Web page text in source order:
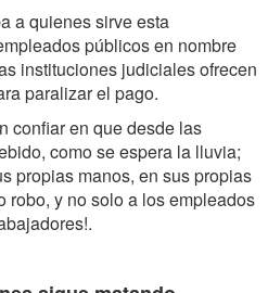
a quienes sirve esta
públicos en nombre
instituciones judiciales ofrecen
paralizar el pago.
confiar en que desde las
como se espera la lluvia;
propias manos, en sus propias
robo, y no solo a los empleados